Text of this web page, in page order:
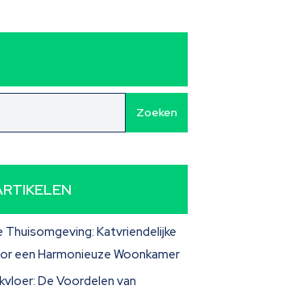
Zoeken
Thuisomgeving: Katvriendelijke
een Harmonieuze Woonkamer
De Voordelen van